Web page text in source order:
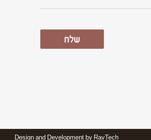
שלח
Design and Development by RavTech